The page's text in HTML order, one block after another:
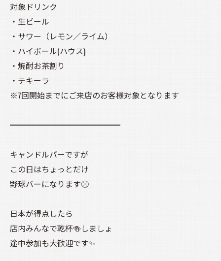
対象ドリンク
・生ビール
・サワー（レモン／ライム）
・ハイボール(ハウス)
・焼酎お茶割り
・テキーラ
※7回開始までにご来店のお客様対象となります
━━━━━━━━━━━━━━
キャンドルバーですが
この日はちょっとだけ
野球バーになります⚾
日本が得点したら
店内みんなで乾杯🍻しましょ
途中参加も大歓迎です✨